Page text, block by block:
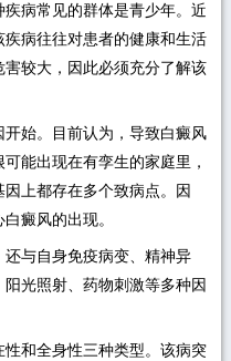
病常见的群体是青少年。近
病往往对患者的健康和生活
较大，因此必须充分了解该
始。目前认为，导致白癜风
能出现在有孪生的家庭里，
上都存在多个致病点。因
癜风的出现。
与自身免疫病变、精神异
光照射、药物刺激等多种因
和全身性三种类型。该病突